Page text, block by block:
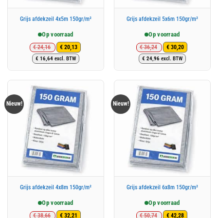
Grijs afdekzeil 4x5m 150gr/m²
Op voorraad
€24,16
Oorspronkelijke
prijs
was:
€ 20,13
Huidige
prijs
is:
€ 16,64 excl. BTW
Grijs afdekzeil 5x6m 150gr/m²
Op voorraad
€36,24
Oorspronkelijke
prijs
was:
€ 30,20
Huidige
prijs
is:
€ 24,96 excl. BTW
Nieuw!
Grijs afdekzeil 4x8m 150gr/m²
Op voorraad
€38,66
€ 32,21
Nieuw!
Grijs afdekzeil 6x8m 150gr/m²
Op voorraad
€50,74
€ 42,28